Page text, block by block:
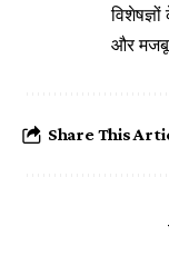
और
Share This